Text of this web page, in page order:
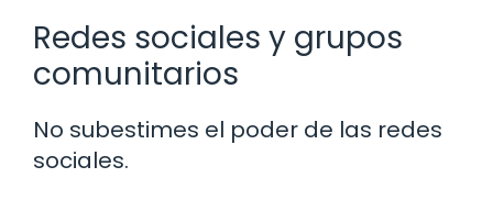
Redes sociales y grupos
comunitarios
No subestimes el poder de las redes
sociales.